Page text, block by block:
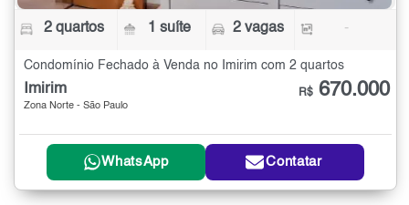
2 quartos 1 suíte 2 vagas -
Condomínio Fechado à Venda no Imirim com 2 quartos
Imirim
Zona Norte - São Paulo
R$ 670.000
WhatsApp Contatar